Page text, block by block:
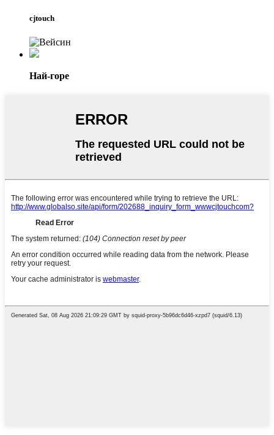
cjtouch
Най-горе